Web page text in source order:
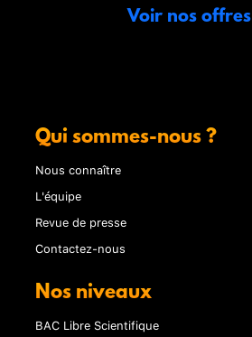
Voir nos offres
Qui sommes-nous ?
Nous connaître
L'équipe
Revue de presse
Contactez-nous
Nos niveaux
BAC Libre Scientifique